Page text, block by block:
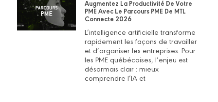
Augmentez La Productivité De Votre
PME Avec Le Parcours PME De MTL
Connecte 2026
L’intelligence artificielle transforme
rapidement les façons de travailler
et d’organiser les entreprises. Pour
les PME québécoises, l’enjeu est
désormais clair : mieux
comprendre l’IA et